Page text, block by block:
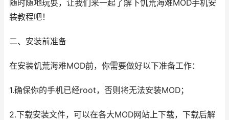
随时随地玩耍，让我们来一起了解下饥荒海难MOD手机安
装教程吧！
二、安装前准备
在安装饥荒海难MOD前，你需要做好以下准备工作：
1.确保你的手机已经root，否则将无法安装MOD；
2.下载安装文件，可以在各大MOD网站上下载，下载后解